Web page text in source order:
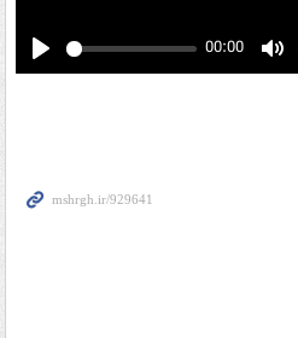
Play
00:00